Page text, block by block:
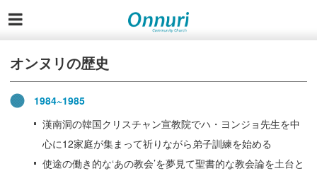
オンヌリの歴史
1984~1985
漢南洞の韓国クリスチャン宣教院でハ・ヨンジョ先生を中
心に12家庭が集まって祈りながら弟子訓練を始める
使途の働き的な‘あの教会’を夢見て聖書的な教会論を土台と